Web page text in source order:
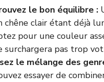
le bon équilibre :
chêne clair étant déjà
pour une couleur
surchargera pas trop
le mélange des
essayer de